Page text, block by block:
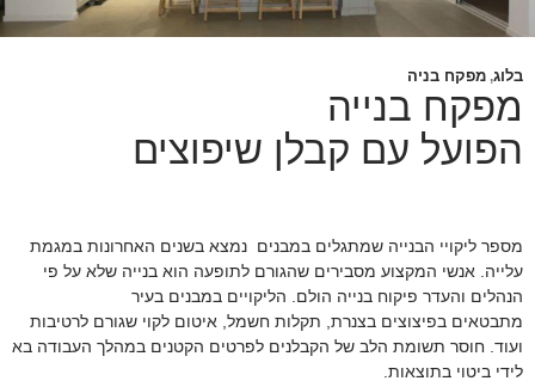
בלוג, מפקח בניה
מפקח בנייה
הפועל עם קבלן שיפוצים
מספר ליקויי הבנייה שמתגלים במבנים נמצא בשנים האחרונות במגמת
עלייה. אנשי המקצוע מסבירים שהגורם לתופעה הוא בנייה שלא על פי
הנהלים והעדר פיקוח בנייה הולם. הליקויים במבנים בעיר
מתבטאים בפיצוצים בצנרת, תקלות חשמל, איטום לקוי שגורם לרטיבות
ועוד. חוסר תשומת הלב של הקבלנים לפרטים הקטנים במהלך העבודה בא
לידי ביטוי בתוצאות.